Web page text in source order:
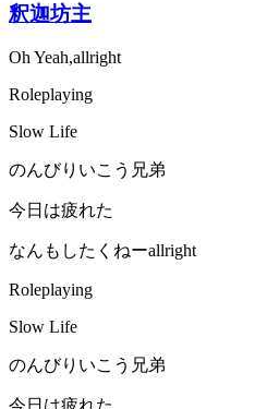
釈迦坊主
Oh Yeah,allright
Roleplaying
Slow Life
のんびりいこう兄弟
今日は疲れた
なんもしたくねーallright
Roleplaying
Slow Life
のんびりいこう兄弟